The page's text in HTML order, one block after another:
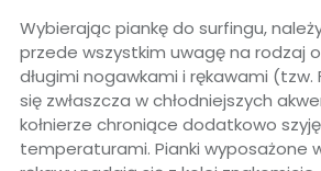
Wybierając piankę do surfingu,
przede wszystkim uwagę na rodzaj
długimi nogawkami i rękawami (tzw.
się zwłaszcza w chłodniejszych
kołnierze chroniące dodatkowo
temperaturami. Pianki wyposażone